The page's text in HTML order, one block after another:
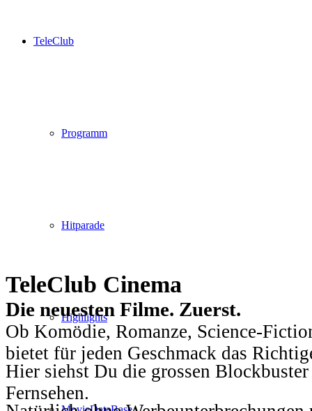
TeleClub
Programm
Hitparade
Highlights
TeleClub Cinema
Die neuesten Filme. Zuerst.
Ob Komödie, Romanze, Science-
bietet für jeden Geschmack das
Hier siehst Du die grossen
Fernsehen.